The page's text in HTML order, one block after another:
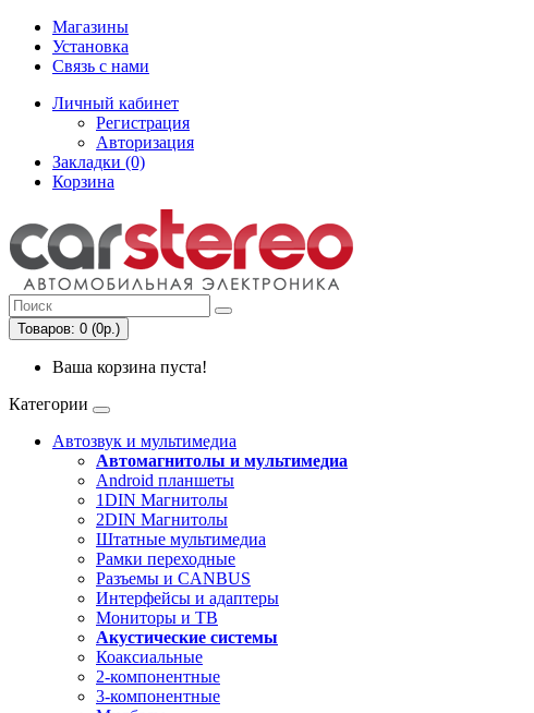
Магазины
Установка
Связь с нами
Личный кабинет
Регистрация
Авторизация
Закладки (0)
Корзина
Товаров: 0 (0р.)
Ваша корзина пуста!
Категории
Автозвук и мультимедиа
Автомагнитолы и мультимедиа
Android планшеты
1DIN Магнитолы
2DIN Магнитолы
Штатные мультимедиа
Рамки переходные
Разъемы и CANBUS
Интерфейсы и адаптеры
Мониторы и ТВ
Акустические системы
Коаксиальные
2-компонентные
3-компонентные